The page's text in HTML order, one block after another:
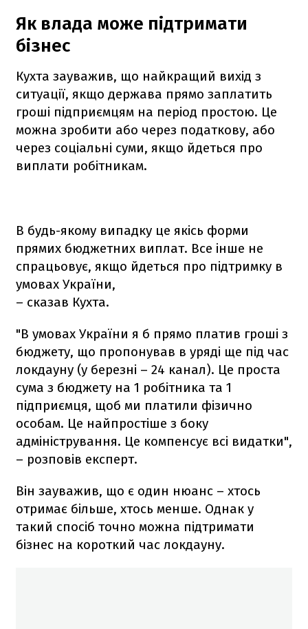
Як влада може підтримати
бізнес
Кухта зауважив, що найкращий вихід з
ситуації, якщо держава прямо заплатить
гроші підприємцям на період простою. Це
можна зробити або через податкову, або
через соціальні суми, якщо йдеться про
виплати робітникам.
В будь-якому випадку це якісь форми
прямих бюджетних виплат. Все інше не
спрацьовує, якщо йдеться про підтримку в
умовах України,
– сказав Кухта.
"В умовах України я б прямо платив гроші з
бюджету, що пропонував в уряді ще під час
локдауну (у березні – 24 канал). Це проста
сума з бюджету на 1 робітника та 1
підприємця, щоб ми платили фізично
особам. Це найпростіше з боку
адміністрування. Це компенсує всі видатки",
– розповів експерт.
Він зауважив, що є один нюанс – хтось
отримає більше, хтось менше. Однак у
такий спосіб точно можна підтримати
бізнес на короткий час локдауну.